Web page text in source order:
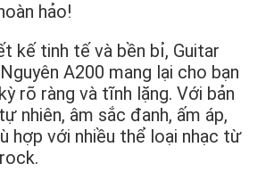
hảo!
kế tinh tế và bền bỉ, Guitar
A200 mang lại cho bạn
rõ ràng và tĩnh lặng. Với bản
nhiên, âm sắc đanh, ấm áp,
hợp với nhiều thể loại nhạc từ